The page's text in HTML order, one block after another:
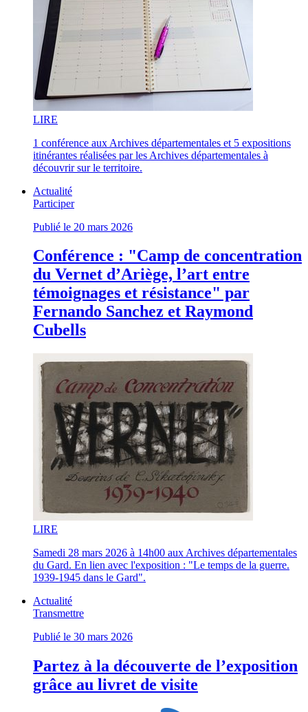
LIRE
1 conférence aux Archives départementales et 5 expositions
itinérantes réalisées par les Archives départementales à
découvrir sur le territoire.
Actualité
Participer
Publié le 20 mars 2026
Conférence : "Camp de concentration
du Vernet d’Ariège, l’art entre
témoignages et résistance" par
Fernando Sanchez et Raymond
Cubells
LIRE
Samedi 28 mars 2026 à 14h00 aux Archives départementales
du Gard. En lien avec l'exposition : "Le temps de la guerre.
1939-1945 dans le Gard".
Actualité
Transmettre
Publié le 30 mars 2026
Partez à la découverte de l’exposition
grâce au livret de visite